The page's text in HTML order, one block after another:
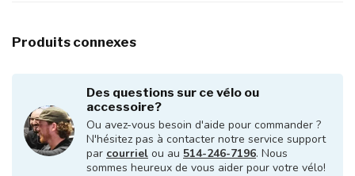
Produits connexes
Des questions sur ce vélo ou
accessoire?
Ou avez-vous besoin d'aide pour commander ?
N'hésitez pas à contacter notre service support
par courriel ou au 514-246-7196. Nous
sommes heureux de vous aider pour votre vélo!